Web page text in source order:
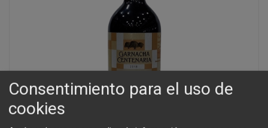
Consentimiento para el uso de
cookies